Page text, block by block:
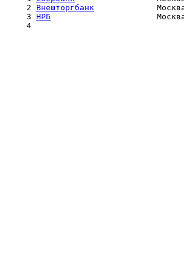
  2
Внешторгбанк
  3
НРБ
  4